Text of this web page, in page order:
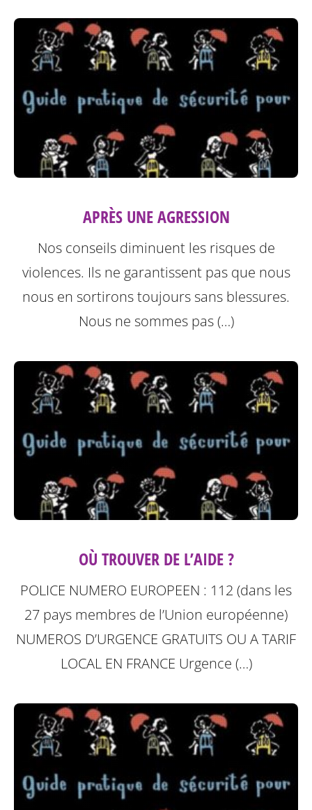
APRÈS UNE AGRESSION
Nos conseils diminuent les risques de
violences. Ils ne garantissent pas que nous
nous en sortirons toujours sans blessures.
Nous ne sommes pas (…)
OÙ TROUVER DE L’AIDE ?
POLICE NUMERO EUROPEEN : 112 (dans les
27 pays membres de l’Union européenne)
NUMEROS D’URGENCE GRATUITS OU A TARIF
LOCAL EN FRANCE Urgence (…)